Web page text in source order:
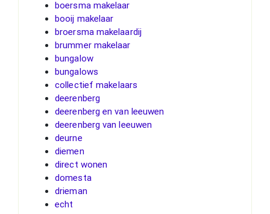
boersma makelaar
booij makelaar
broersma makelaardij
brummer makelaar
bungalow
bungalows
collectief makelaars
deerenberg
deerenberg en van leeuwen
deerenberg van leeuwen
deurne
diemen
direct wonen
domesta
drieman
echt